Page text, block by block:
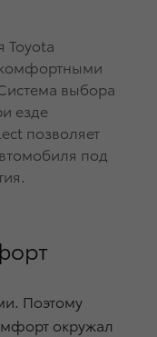
Toyota
выбора
езде
позволяет
под
Поэтому
окружал